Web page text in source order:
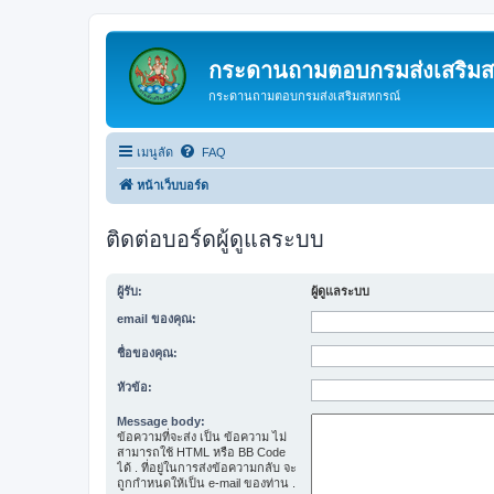
กระดานถามตอบกรมส่งเสริม
กระดานถามตอบกรมส่งเสริมสหกรณ์
เมนูลัด FAQ
หน้าเว็บบอร์ด
ติดต่อบอร์ดผู้ดูแลระบบ
ผู้รับ: ผู้ดูแลระบบ
email ของคุณ:
ชื่อของคุณ:
หัวข้อ:
Message body:
ข้อความที่จะส่ง เป็น ข้อความ ไม่
สามารถใช้ HTML หรือ BB Code
ได้ . ที่อยู่ในการส่งข้อความกลับ จะ
ถูกกำหนดให้เป็น e-mail ของท่าน .